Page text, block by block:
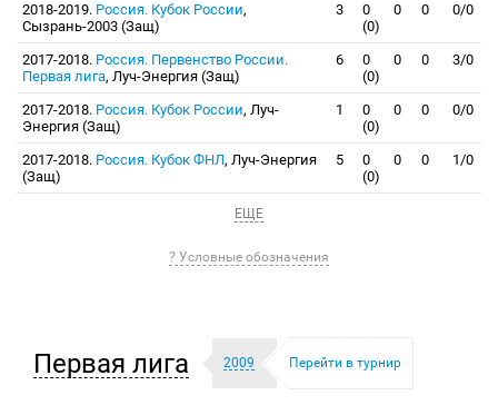
2018-2019. Россия. Кубок России,
Сызрань-2003 (Защ)
3
0
(0)
0 0 0/0
2017-2018. Россия. Первенство России.
Первая лига, Луч-Энергия (Защ)
6
0
(0)
0 0 3/0
2017-2018. Россия. Кубок России, Луч-
Энергия (Защ)
1
0
(0)
0 0 0/0
2017-2018. Россия. Кубок ФНЛ, Луч-Энергия
(Защ)
5
0
(0)
0 0 1/0
ЕЩЕ
? Условные обозначения
Первая лига 2009 Перейти в турнир